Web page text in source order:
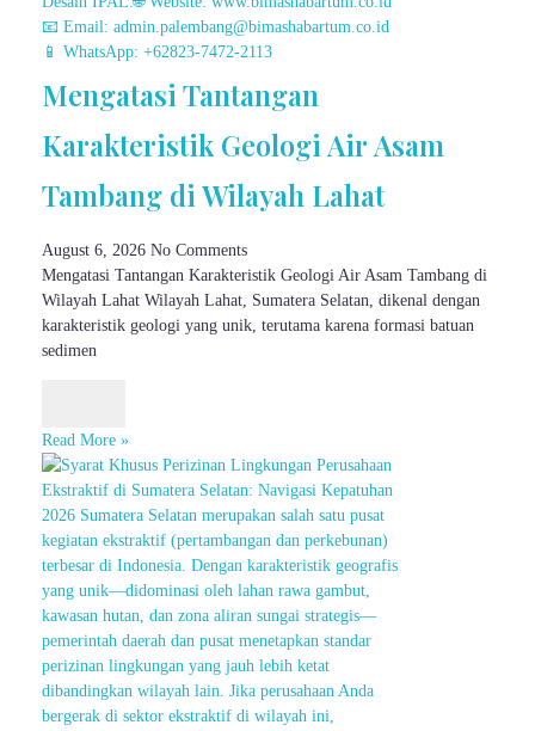
Mengatasi Tantangan
Karakteristik Geologi Air Asam
Tambang di Wilayah Lahat
August 6, 2026 No Comments
Mengatasi Tantangan Karakteristik Geologi Air Asam Tambang di
Wilayah Lahat Wilayah Lahat, Sumatera Selatan, dikenal dengan
karakteristik geologi yang unik, terutama karena formasi batuan
sedimen
Read More »